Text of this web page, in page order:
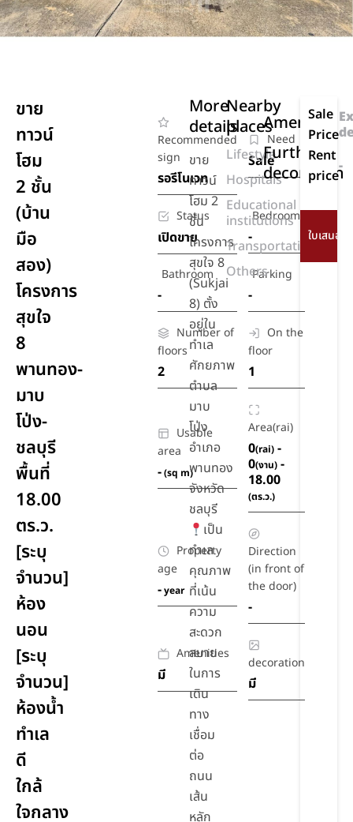
ขาย
ทาวน์
โฮม
2 ชั้น
(บ้าน
มือ
สอง)
โครงการ
สุขใจ
8
พานทอง-
มาบ
โป่ง-
ชลบุรี
พื้นที่
18.00
ตร.ว.
[ระบุ
จำนวน]
ห้อง
นอน
[ระบุ
จำนวน]
ห้องน้ำ
ทำเล
ดี
ใกล้
ใจกลาง
Recommended
sign
รอรีโนเวท
Need
Sale
Status
เปิดขาย
Bedroom
-
Bathroom
-
Parking
-
Number of
floors
2
On the
floor
1
Usable
area
-(sq m)
Area(rai)
0(rai) -
0(งาน) -
18.00
(ตร.ว.)
Property
age
-year
Direction
(in front of
the door)
-
Amenities
มี
decoration
มี
More
details
ขาย
ทาวน์
โฮม 2
ชั้น
โครงการ
สุขใจ 8
(Sukjai
8) ตั้ง
อยู่ใน
ทำเล
ศักยภาพ
ตำบล
มาบ
โป่ง
อำเภอ
พานทอง
จังหวัด
ชลบุรี
เป็น
ทำเล
คุณภาพ
ที่เน้น
ความ
สะดวก
สบาย
ในการ
เดิน
ทาง
เชื่อม
ต่อ
ถนน
เส้น
หลัก
Nearby
places
Lifestyle
Hospitals
Educational
institutions
Transportation
Others
Amenities
Further
decoration
Sale
Price
Rent
price
-